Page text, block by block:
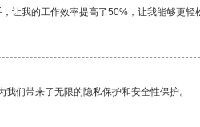
让我的工作效率提高了50%，让我能够更轻
们带来了无限的隐私保护和安全性保护。